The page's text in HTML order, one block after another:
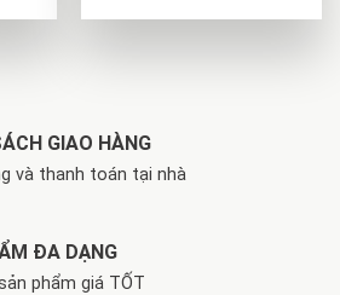
GIAO HÀNG
và thanh toán tại nhà
ĐA DẠNG
phẩm giá TỐT